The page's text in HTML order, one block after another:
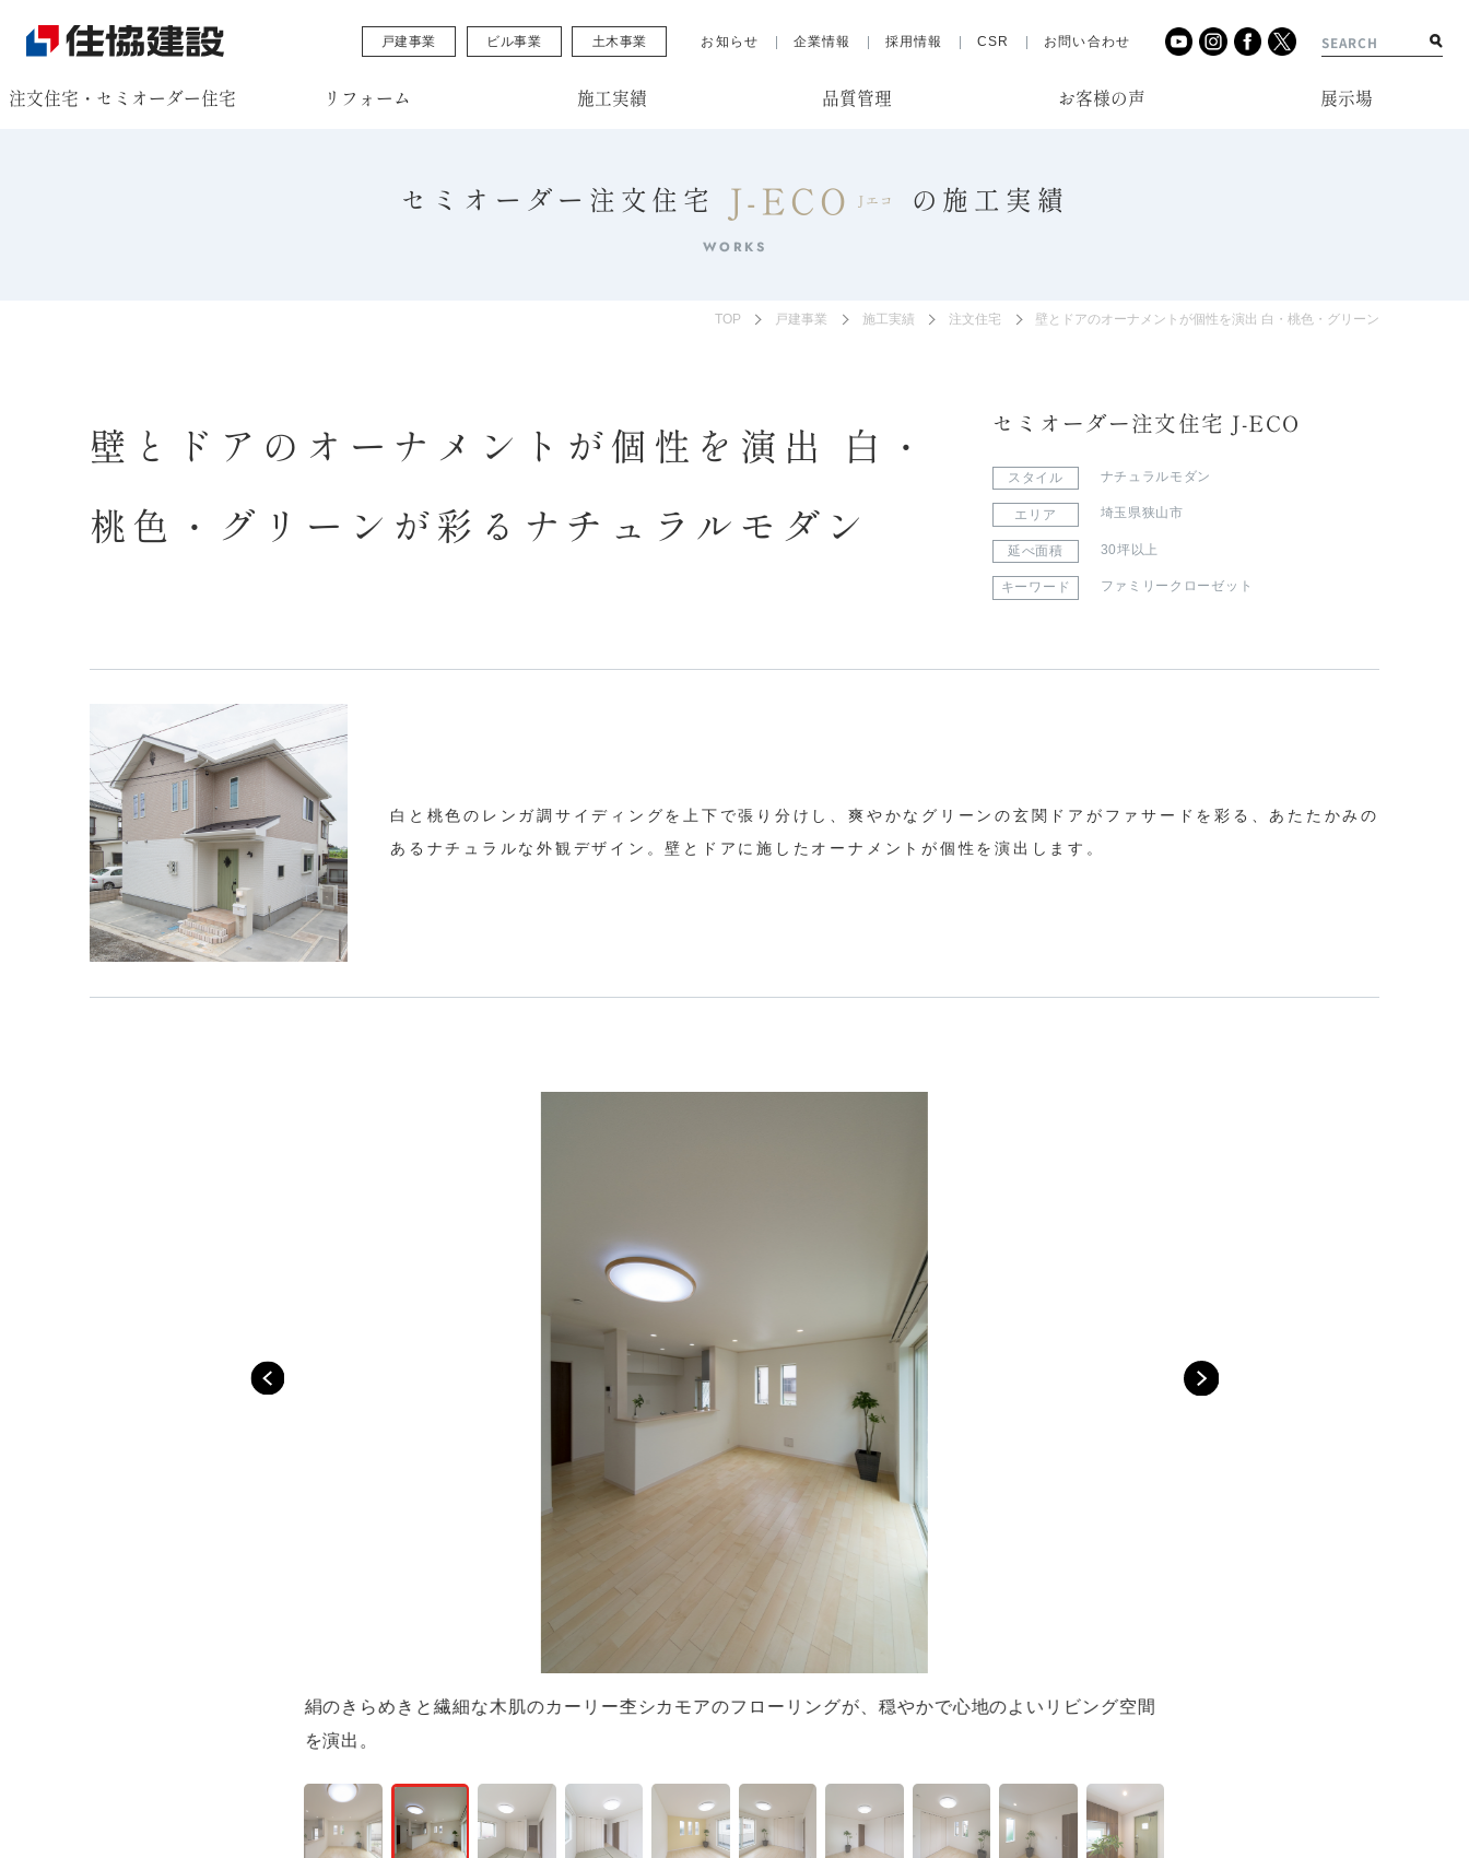
戸建事業 ビル事業 土木事業 お知らせ 企業情報 採用情報 CSR お問い合わせ
注文住宅・セミオーダー住宅 リフォーム 施工実績 品質管理 お客様の声 展示場
セミオーダー注文住宅 J-ECO Jエコ の 施工実績
WORKS
TOP 戸建事業 施工実績 注文住宅 壁とドアのオーナメントが個性を演出 白・桃色・グリーンが彩るナチュ
壁とドアのオーナメントが個性を演出 白・
桃色・グリーンが彩るナチュラルモダン
セミオーダー注文住宅 J-ECO
スタイル ナチュラルモダン
エリア 埼玉県狭山市
延べ面積 30坪以上
キーワード ファミリークローゼット
白と桃色のレンガ調サイディングを上下で張り分けし、爽やかなグリーンの玄関ドアがファサードを彩る、あたたかみの
あるナチュラルな外観デザイン。壁とドアに施したオーナメントが個性を演出します。
絹のきらめきと繊細な木肌のカーリー杢シカモアのフローリングが、穏やかで心地のよいリビング空間
を演出。